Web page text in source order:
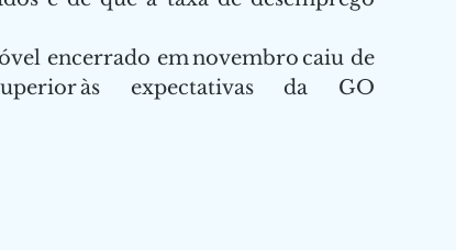
encerrado em novembro caiu de
às expectativas da GO